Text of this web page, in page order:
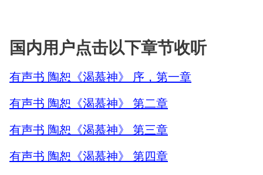
国内用户点击以下章节收听
有声书 陶恕《渴慕神》 序，第一章
有声书 陶恕《渴慕神》 第二章
有声书 陶恕《渴慕神》 第三章
有声书 陶恕《渴慕神》 第四章